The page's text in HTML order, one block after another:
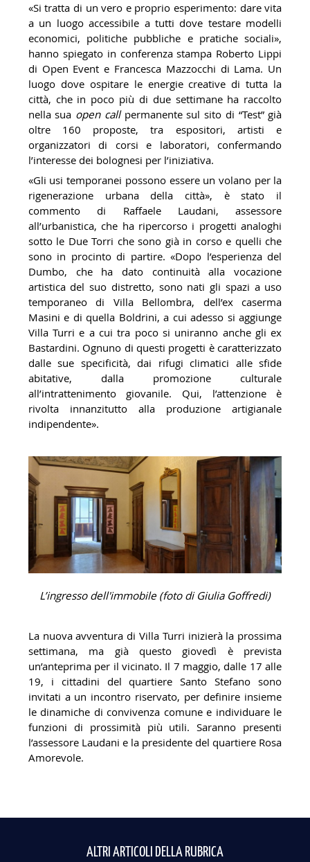
«Si tratta di un vero e proprio esperimento: dare vita
a un luogo accessibile a tutti dove testare modelli
economici, politiche pubbliche e pratiche sociali»,
hanno spiegato in conferenza stampa Roberto Lippi
di Open Event e Francesca Mazzocchi di Lama. Un
luogo dove ospitare le energie creative di tutta la
città, che in poco più di due settimane ha raccolto
nella sua open callpermanente sul sito di “Test” già
oltre 160 proposte, tra espositori, artisti e
organizzatori di corsi e laboratori, confermando
l’interesse dei bolognesi per l’iniziativa.
«Gli usi temporanei possono essere un volano per la
rigenerazione urbana della città», è stato il
commento di Raffaele Laudani, assessore
all’urbanistica, che ha ripercorso i progetti analoghi
sotto le Due Torri che sono già in corso e quelli che
sono in procinto di partire.«Dopo l’esperienza del
Dumbo, che ha dato continuità alla vocazione
artistica del suo distretto, sono nati gli spazi a uso
temporaneo di Villa Bellombra, dell’ex caserma
Masini e di quella Boldrini, a cui adesso si aggiunge
Villa Turri e a cui tra poco si uniranno anche gli ex
Bastardini. Ognuno di questi progetti è caratterizzato
dalle sue specificità, dai rifugi climatici alle sfide
abitative, dalla promozione culturale
all’intrattenimento giovanile. Qui, l’attenzione è
rivolta innanzitutto alla produzione artigianale
indipendente».
L’ingresso dell'immobile (foto di Giulia Goffredi)
La nuova avventura di Villa Turri inizierà la prossima
settimana, ma già questo giovedì è prevista
un’anteprima per il vicinato. Il 7 maggio, dalle 17 alle
19, i cittadini del quartiere Santo Stefano sono
invitati a un incontro riservato, per definire insieme
le dinamiche di convivenza comune e individuare le
funzioni di prossimità più utili. Saranno presenti
l’assessore Laudani e la presidente del quartiere Rosa
Amorevole.
ALTRI ARTICOLI DELLA RUBRICA